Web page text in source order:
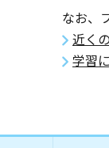
なお、
近く
学習